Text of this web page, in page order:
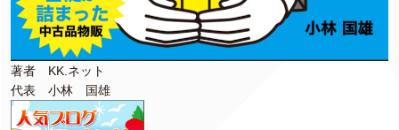
著者 KK.ネット
代表 小林 国雄